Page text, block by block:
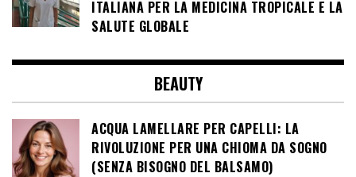
ITALIANA PER LA MEDICINA TROPICALE E LA
SALUTE GLOBALE
BEAUTY
ACQUA LAMELLARE PER CAPELLI: LA
RIVOLUZIONE PER UNA CHIOMA DA SOGNO
(SENZA BISOGNO DEL BALSAMO)